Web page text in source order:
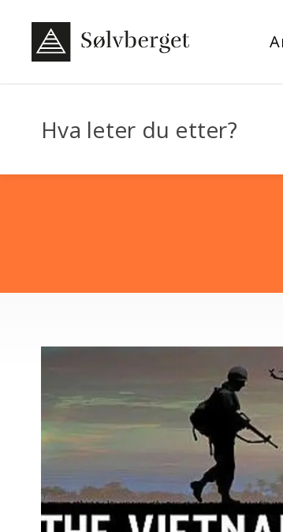
Hva leter du etter?